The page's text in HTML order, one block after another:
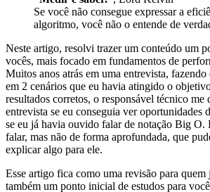
Se você não consegue expressar a
algoritmo, você não o entende de
Neste artigo, resolvi trazer um conteúdo um
vocês, mais focado em fundamentos de
Muitos anos atrás em uma entrevista, fazendo
em 2 cenários que eu havia atingido o
resultados corretos, o responsável técnico me
entrevista se eu conseguia ver oportunidades
se eu já havia ouvido falar de notação Big
falar, mas não de forma aprofundada, que
explicar algo para ele.
Esse artigo fica como uma revisão para quem
também um ponto inicial de estudos para